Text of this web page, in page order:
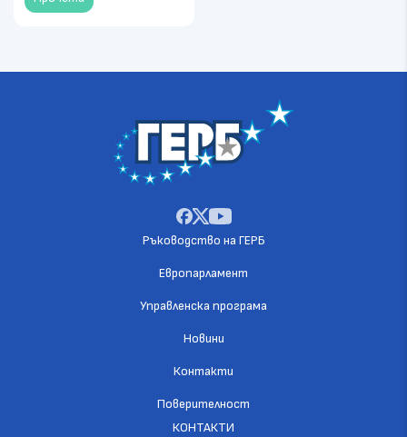
Ръководство на ГЕРБ
Европарламент
Управленска програма
Новини
Контакти
Поверителност
КОНТАКТИ